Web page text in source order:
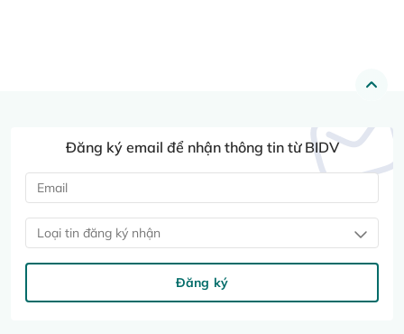
Đăng ký email để nhận thông tin từ BIDV
Loại tin đăng ký nhận
Đăng ký